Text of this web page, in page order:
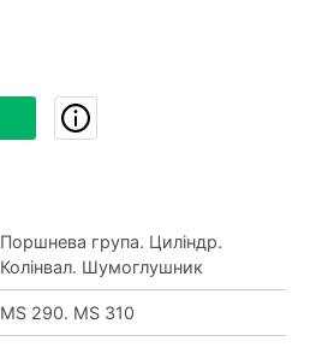
Поршнева група. Циліндр.
Колінвал. Шумоглушник
MS 290. MS 310